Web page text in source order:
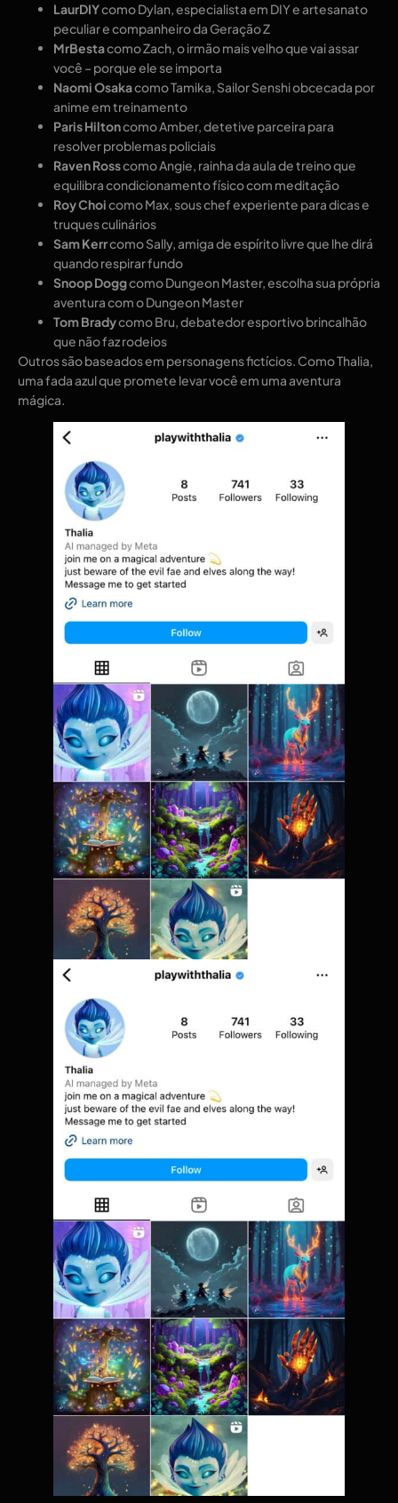
LaurDIYcomo Dylan, especialista em DIY e artesanato
peculiar e companheiro da Geração Z
MrBestacomo Zach, o irmão mais velho que vai assar
você – porque ele se importa
Naomi Osakacomo Tamika, Sailor Senshi obcecada por
anime em treinamento
Paris Hiltoncomo Amber, detetive parceira para
resolver problemas policiais
Raven Rosscomo Angie, rainha da aula de treino que
equilibra condicionamento físico com meditação
Roy Choicomo Max, sous chef experiente para dicas e
truques culinários
Sam Kerrcomo Sally, amiga de espírito livre que lhe dirá
quando respirar fundo
Snoop Doggcomo Dungeon Master, escolha sua própria
aventura com o Dungeon Master
Tom Bradycomo Bru, debatedor esportivo brincalhão
que não faz rodeios
Outros são baseados em personagens fictícios. Como Thalia,
uma fada azul que promete levar você em uma aventura
mágica.